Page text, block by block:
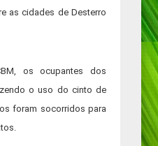
as cidades de Desterro
os ocupantes dos
o uso do cinto de
foram socorridos para